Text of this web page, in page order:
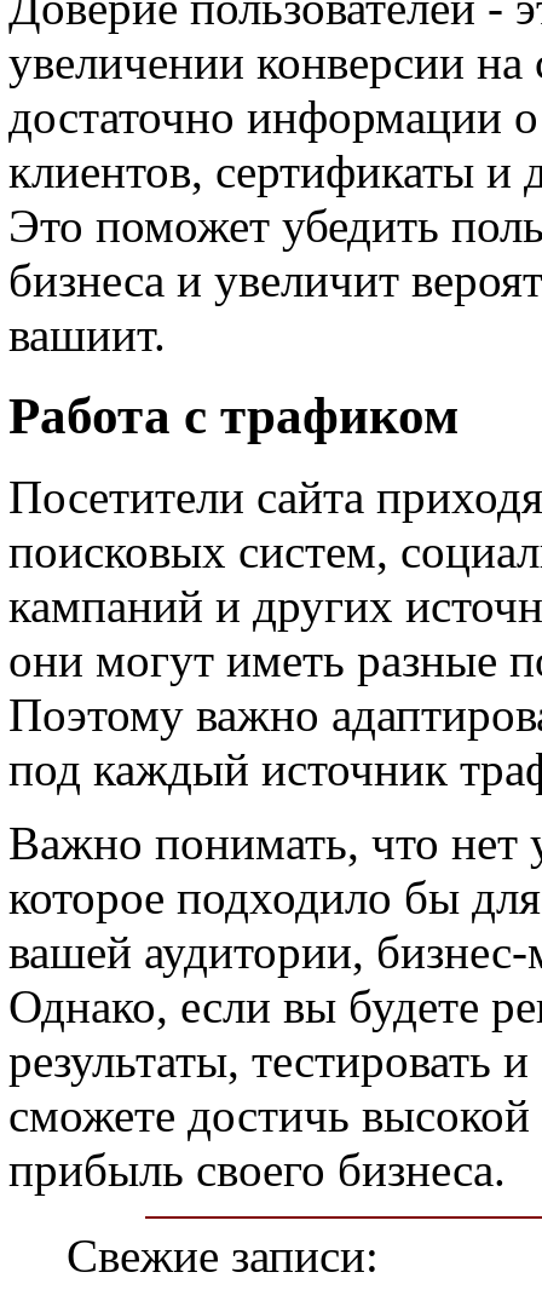
увеличении конверсии на
достаточно информации
клиентов, сертификаты и
Это поможет убедить
бизнеса и увеличит
вашиит.
Работа с трафиком
Посетители сайта
поисковых систем,
кампаний и других
они могут иметь разные
Поэтому важно
под каждый источник
Важно понимать, что нет
которое подходило бы
вашей аудитории,
Однако, если вы будете
результаты, тестировать
сможете достичь
прибыль своего бизнеса.
Свежие записи: